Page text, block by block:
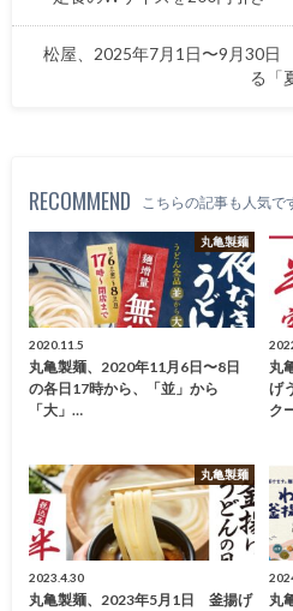
松屋、2025年7月1日〜9月30
る「
RECOMMEND こちらの記事も人気で
丸亀製麺
2020.11.5
丸亀製麺、2020年11月6日〜8日
の各日17時から、「並」から
「大」…
丸
げ
ク
丸亀製麺
2023.4.30
丸亀製麺、2023年5月1日 釜揚げ
丸